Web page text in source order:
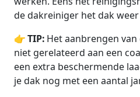
de dakreiniger het dak
👉TIP: Het aanbrengen
niet gerelateerd aan een
een extra beschermende
je dak nog met een aantal